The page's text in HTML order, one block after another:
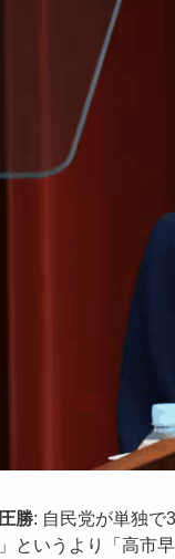
勝: 自民党が単独で
というより「高市